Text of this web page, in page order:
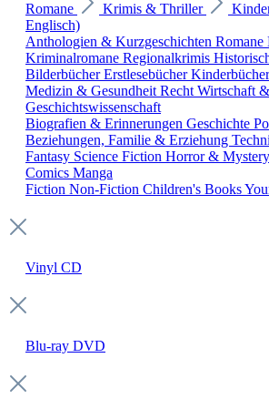
Romane Krimis & Thriller
Englisch)
Anthologien & Kurzgeschichten Romane
Kriminalromane Regionalkrimis
BilderbücherErstlesebücher
Medizin & Gesundheit Recht Wirtschaft
Geschichtswissenschaft
Biografien & Erinnerungen Geschichte
Beziehungen, Familie & Erziehung
Fantasy Science Fiction Horror & Mystery
Comics Manga
Fiction Non-Fiction Children's Books
Vinyl CD
Blu-ray DVD